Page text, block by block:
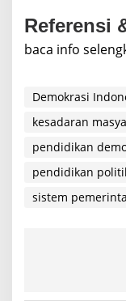
Referensi
baca info
Demokrasi
kesadaran
pendidikan
pendidikan
sistem